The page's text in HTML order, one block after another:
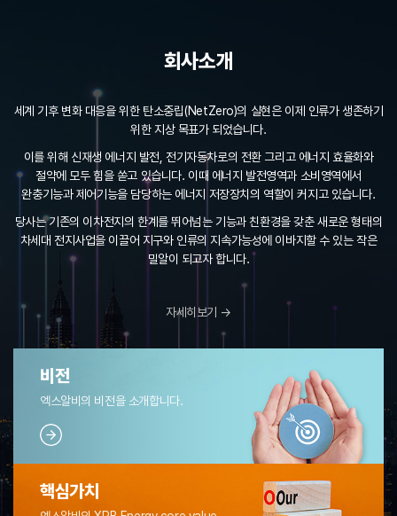
회사소개
세계 기후 변화 대응을 위한 탄소중립(NetZero)의 실현은 이제 인류가 생존하기
위한 지상 목표가 되었습니다.
이를 위해 신재생 에너지 발전, 전기자동차로의 전환 그리고 에너지 효율화와
절약에 모두 힘을 쏟고 있습니다. 이때 에너지 발전영역과 소비영역에서
완충기능과제어기능을 담당하는 에너지 저장장치의 역할이 커지고 있습니다.
당사는 기존의 이차전지의 한계를 뛰어넘는 기능과 친환경을 갖춘 새로운 형태의
차세대 전지사업을 이끌어 지구와 인류의 지속가능성에 이바지할 수 있는 작은
밀알이 되고자 합니다.
자세히보기 →
비전
엑스알비의 비전을 소개합니다.
핵심가치